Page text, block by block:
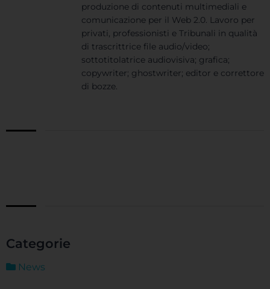
produzione di contenuti multimediali e
comunicazione per il Web 2.0. Lavoro per
privati, professionisti e Tribunali in qualità
di trascrittrice file audio/video;
sottotitolatrice audiovisiva; grafica;
copywriter; ghostwriter; editor e correttore
di bozze.
Categorie
News